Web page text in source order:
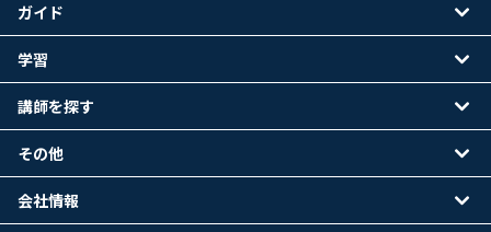
ガイド
学習
講師を探す
その他
会社情報